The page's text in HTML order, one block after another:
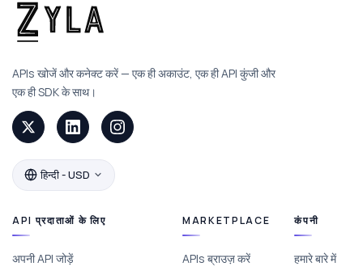
APIs खोजें और कनेक्ट करें — एक ही अकाउंट, एक ही API कुंजी और
एक ही SDK के साथ।
हिन्दी - USD
API प्रदाताओं के लिए
अपनी API जोड़ें
MARKETPLACE
APIs ब्राउज़ करें
कंपनी
हमारे बारे में